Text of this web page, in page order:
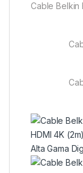
Cable Belkin